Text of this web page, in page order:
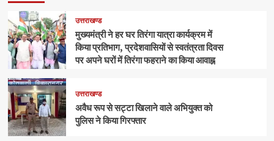
उत्तराखण्ड
मुख्यमंत्री ने हर घर तिरंगा यात्रा कार्यक्रम में
किया प्रतिभाग, प्रदेशवासियों से स्वतंत्रता दिवस
पर अपने घरों में तिरंगा फहराने का किया आवाह्न
उत्तराखण्ड
अवैध रूप से सट्टा खिलाने वाले अभियुक्त को
पुलिस ने किया गिरफ्तार